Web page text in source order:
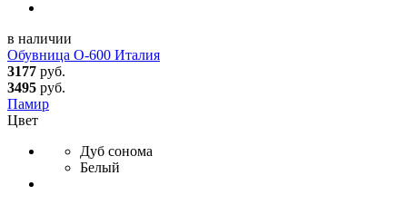
в наличии
Обувница О-600 Италия
3177 руб.
3495 руб.
Памир
Цвет
Дуб сонома
Белый